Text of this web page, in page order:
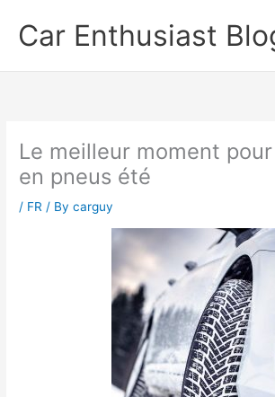
contentCar Enthusiast
Le meilleur moment
en pneus été
/ FR / Bycarguy